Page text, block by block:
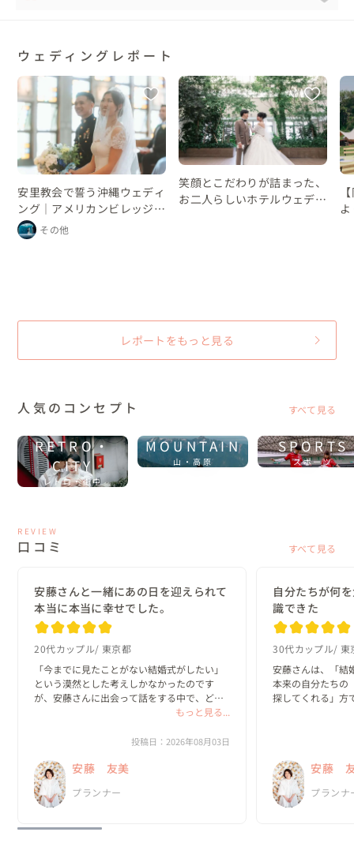
ウェディングレポート
安里教会で誓う沖縄ウェディ
ング｜アメリカンビレッジの
レストランパーティー
その他
笑顔とこだわりが詰まった、
お二人らしいホテルウェディ
レポートをもっと見る
人気のコンセプト すべて見る
RETRO・
CITY
レトロ・街中
MOUNTAIN
山・高原
SPORTS
スポーツ
REVIEW
口コミ すべて見る
安藤さんと一緒にあの日を迎えられて
本当に本当に幸せでした。
20代カップル 東京都
「今までに見たことがない結婚式がしたい」
という漠然とした考えしかなかったのです
が、安藤さんに出会って話をする中で、どん
な一日にしたいのか？がどんどん具体的にな
ったことを、安藤さんは「何として...
もっと見る...
投稿日：2026年08月03日
安藤 友美
プランナー
自分たちが何
識できた
30代カップル 東
安藤さんは、「結
本来の自分たちの
探してくれる」方
新郎・新婦に招待
の、ほと...
安藤
プランナ